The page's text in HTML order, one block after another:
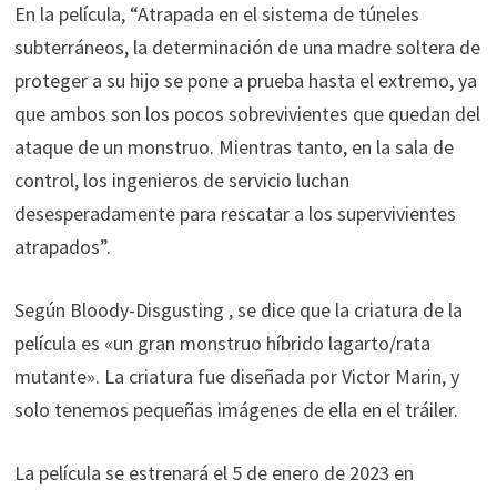
En la película, “Atrapada en el sistema de túneles
subterráneos, la determinación de una madre soltera de
proteger a su hijo se pone a prueba hasta el extremo, ya
que ambos son los pocos sobrevivientes que quedan del
ataque de un monstruo. Mientras tanto, en la sala de
control, los ingenieros de servicio luchan
desesperadamente para rescatar a los supervivientes
atrapados”.
Según Bloody-Disgusting , se dice que la criatura de la
película es «un gran monstruo híbrido lagarto/rata
mutante». La criatura fue diseñada por Victor Marin, y
solo tenemos pequeñas imágenes de ella en el tráiler.
La película se estrenará el 5 de enero de 2023 en